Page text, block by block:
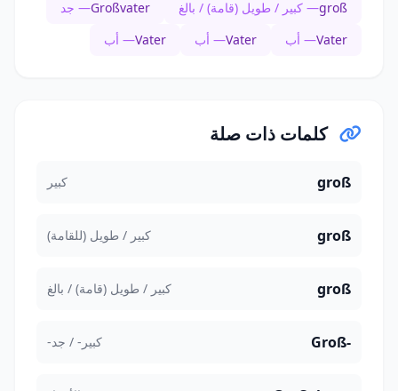
groß— كبير / طويل (قامة) / بالغ Großvater— جد
Vater— أب Vater— أب Vater— أب
كلمات ذات صلة
groß كبير
groß كبير / طويل (للقامة)
groß كبير / طويل (قامة) / بالغ
Groß- كبير- / جد-